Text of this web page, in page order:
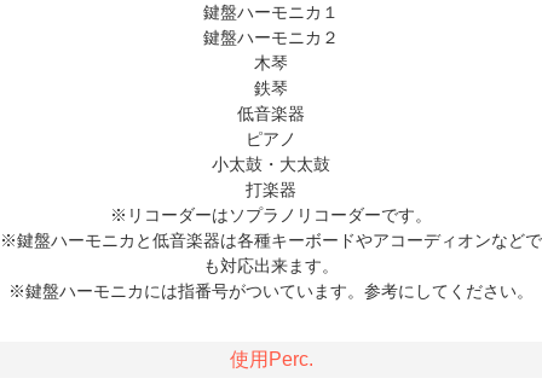
鍵盤ハーモニカ１
鍵盤ハーモニカ２
木琴
鉄琴
低音楽器
ピアノ
小太鼓・大太鼓
打楽器
※リコーダーはソプラノリコーダーです。
※鍵盤ハーモニカと低音楽器は各種キーボードやアコーディオンなどで
も対応出来ます。
※鍵盤ハーモニカには指番号がついています。参考にしてください。
使用Perc.